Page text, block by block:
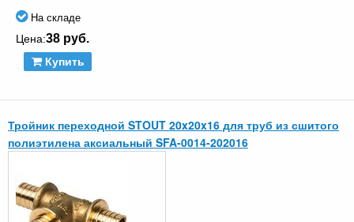
На складе
Цена:38 руб.
Купить
Тройник переходной STOUT 20x20x16 для труб из сшитого
полиэтилена аксиальный SFA-0014-202016